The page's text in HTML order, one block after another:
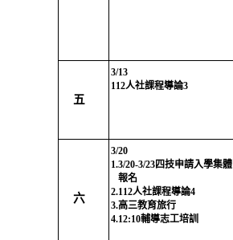
五
3/13
112人社課程導論3
六
3/20
1.3/20-3/23四技申請入學集體
報名
2.112人社課程導論4
3.高三教育旅行
4.12:10輔導志工培訓